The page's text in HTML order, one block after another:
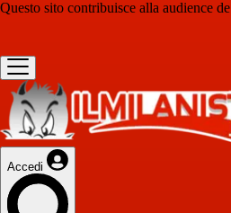
Questo sito contribuisce alla audience de
Accedi